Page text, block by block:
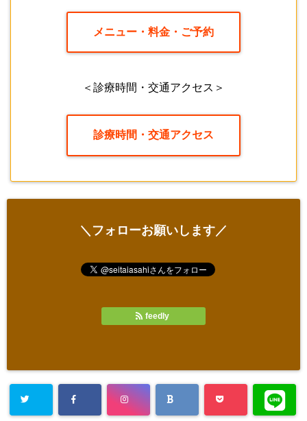
メニュー・料金・ご予約
＜診療時間・交通アクセス＞
診療時間・交通アクセス
＼フォローお願いします／
feedly